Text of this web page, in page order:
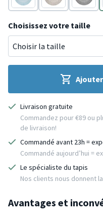
Bleu Gris Gris
Choisissez votre taille
Livraison gratuite
Commandez pour €89 ou
de livraison!
Commandé avant 23h =
Commandé aujourd’hui =
Le spécialiste du tapis
Nos clients nous donnent la
Avantages et